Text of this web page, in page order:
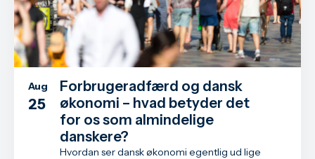
Aug
25
Forbrugeradfærd og dansk
økonomi – hvad betyder det
for os som almindelige
danskere?
Hvordan ser dansk økonomi egentlig ud lige